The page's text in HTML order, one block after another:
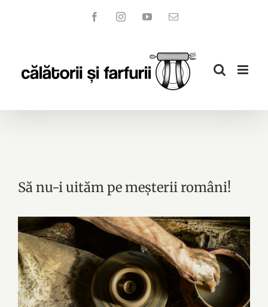
FacebookInstagramYouTubeEmail
Să nu-i uităm pe meșterii români!